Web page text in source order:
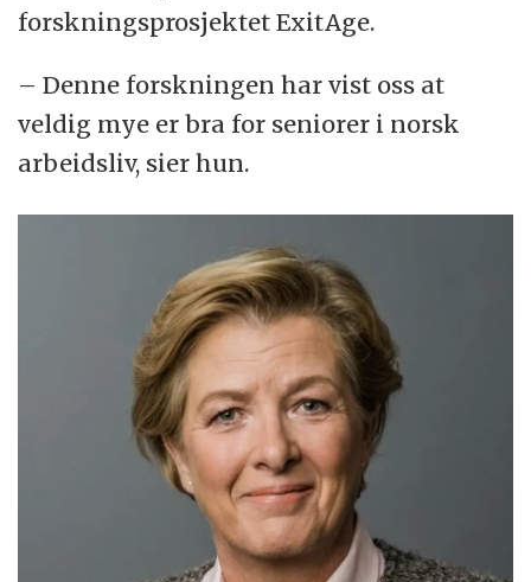
forskningsprosjektet ExitAge.
– Denne forskningen har vist oss at
veldig mye er bra for seniorer i norsk
arbeidsliv, sier hun.